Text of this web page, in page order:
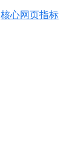
核心网页指标